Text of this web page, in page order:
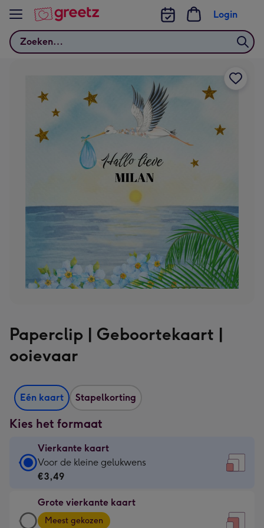
Bekijk meer
Zoeken
Login
Paperclip | Geboortekaart |
ooievaar
Eén kaart Stapelkorting
Kies het formaat
Vierkante kaart
Vierkante
kaart
€3,49
-
Voor de kleine gelukwens
€3,49
Grote vierkante kaart
Grote
Meest gekozen